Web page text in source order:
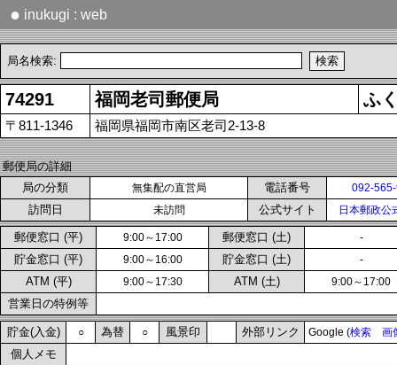
● inukugi : web
局名検索:
74291 福岡老司郵便局 ふ
〒811-1346 福岡県福岡市南区老司2-13-8
郵便局の詳細
局の分類
無集配の直営局 電話番号 092-
訪問日 未訪問 公式サイト 日本郵政公
郵便窓口 (平) 9:00～17:00 郵便窓口 (土) -
貯金窓口 (平) 9:00～16:00 貯金窓口 (土) -
ATM (平) 9:00～17:30 ATM (土) 9:00～17:00
営業日の特例等
貯金(入金) ○ 為替 ○ 風景印 外部リンク Google (検索 画
個人メモ